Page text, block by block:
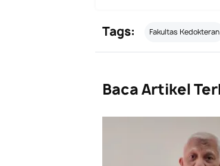
Tags: Fakultas Kedokteran
Baca Artikel